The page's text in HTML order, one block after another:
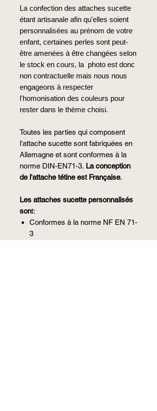
La confection des attaches sucette
étant artisanale afin qu'elles soient
personnalisées au prénom de votre
enfant, certaines perles sont peut-
être amenées à être changées selon
le stock en cours, la photo est donc
non contractuelle mais nous nous
engageons à respecter
l'homonisation des couleurs pour
rester dans le thème choisi.
Toutes les parties qui composent
l'attache sucette sont fabriquées en
Allemagne et sont conformes à la
norme DIN-EN71-3. La conception
de l'attachetétine est Française.
Les attaches sucette personnalisés
sont:
Conformes à la norme NF EN 71-
3